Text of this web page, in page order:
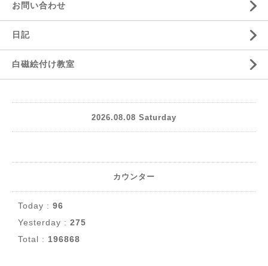
お問い合わせ
日記
白磁絵付け教室
2026.08.08 Saturday
カウンター
Today : 96
Yesterday : 275
Total : 196868